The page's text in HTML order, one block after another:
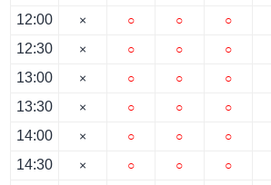
12:00
12:30
13:00
13:30
14:00
14:30
×
×
×
×
×
×
○
○
○
○
○
○
○
○
○
○
○
○
○
○
○
○
○
○